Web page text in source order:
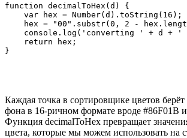
function decimalToHex(d) {
    var hex = Number(d).toString(16);
hex = "00".substr(0, 2 -
console.log('converting ' + d + '
    return hex;
Каждая точка в сортировщике цветов берёт
фона в 16-ричном формате вроде #86F01B
Функция decimalToHex превращает
цвета, которые мы можем использовать на